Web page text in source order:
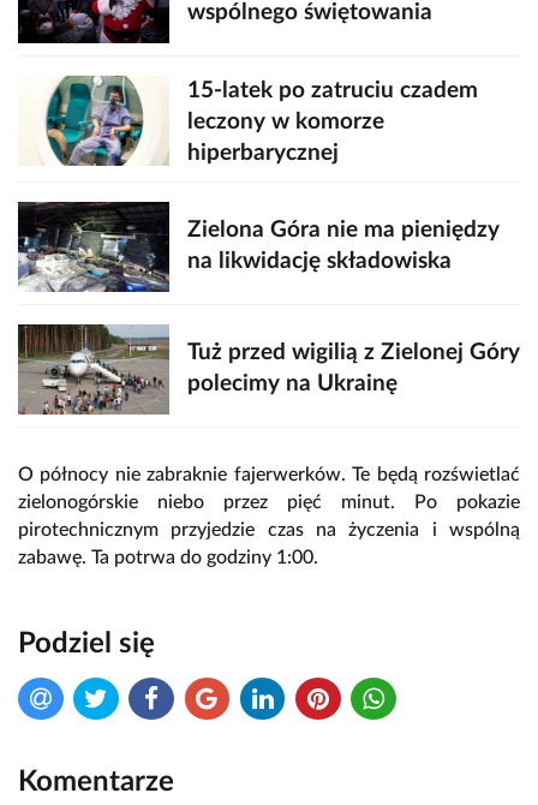
wspólnego świętowania
15-latek po zatruciu czadem
leczony w komorze
hiperbarycznej
Zielona Góra nie ma pieniędzy
na likwidację składowiska
Tuż przed wigilią z Zielonej Góry
polecimy na Ukrainę
O północy nie zabraknie fajerwerków. Te będą rozświetlać
zielonogórskie niebo przez pięć minut. Po pokazie
pirotechnicznym przyjedzie czas na życzenia i wspólną
zabawę. Ta potrwa do godziny 1:00.
Podziel się
Komentarze